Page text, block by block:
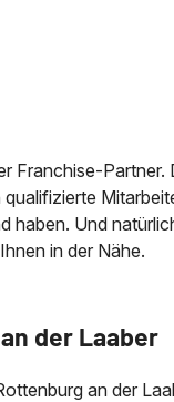
Franchise-Partner.
haben. Und
in der Nähe.
der Laaber
an der